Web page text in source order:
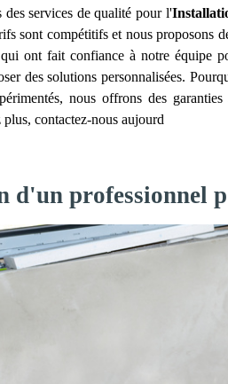
services de qualité pour l'
sont compétitifs et nous proposons
ont fait confiance à notre équipe
des solutions personnalisées.
nous offrons des
contactez-nous aujourd
d'un professionnel